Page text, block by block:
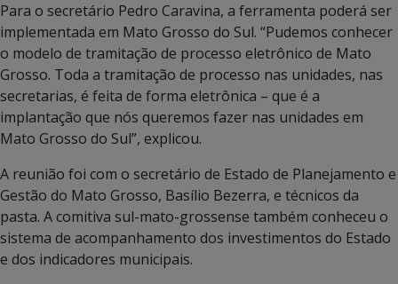
Para o secretário Pedro Caravina, a ferramenta poderá ser
implementada em Mato Grosso do Sul. “Pudemos conhecer
o modelo de tramitação de processo eletrônico de Mato
Grosso. Toda a tramitação de processo nas unidades, nas
secretarias, é feita de forma eletrônica – que é a
implantação que nós queremos fazer nas unidades em
Mato Grosso do Sul”, explicou.
A reunião foi com o secretário de Estado de Planejamento e
Gestão do Mato Grosso, Basílio Bezerra, e técnicos da
pasta. A comitiva sul-mato-grossense também conheceu o
sistema de acompanhamento dos investimentos do Estado
e dos indicadores municipais.